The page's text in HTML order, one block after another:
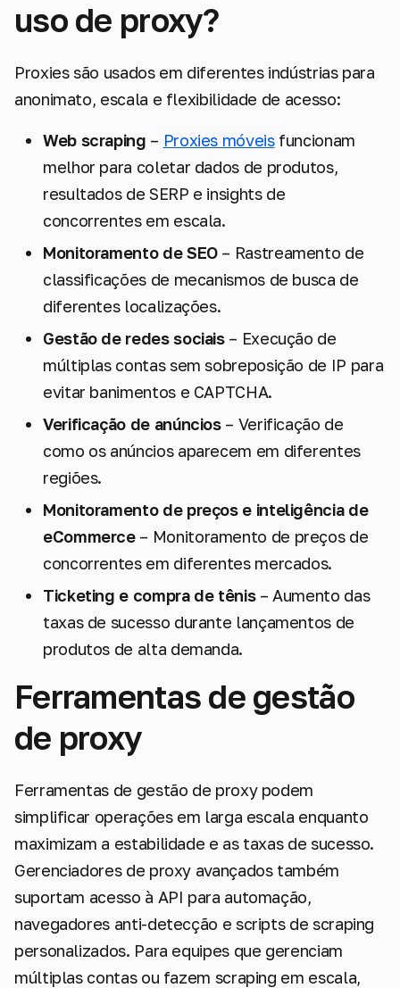
uso de proxy?
Proxies são usados em diferentes indústrias para
anonimato, escala e flexibilidade de acesso:
Web scraping – Proxies móveisfuncionam
melhor para coletar dados de produtos,
resultados de SERP e insights de
concorrentes em escala.
Monitoramento de SEO– Rastreamento de
classificações de mecanismos de busca de
diferentes localizações.
Gestão de redes sociais– Execução de
múltiplas contas sem sobreposição de IP para
evitar banimentos e CAPTCHA.
Verificação de anúncios– Verificação de
como os anúncios aparecem em diferentes
regiões.
Monitoramento de preços e inteligência de
eCommerce– Monitoramento de preços de
concorrentes em diferentes mercados.
Ticketing e compra de tênis– Aumento das
taxas de sucesso durante lançamentos de
produtos de alta demanda.
Ferramentas de gestão
de proxy
Ferramentas de gestão de proxy podem
simplificar operações em larga escala enquanto
maximizam a estabilidade e as taxas de sucesso.
Gerenciadores de proxy avançados também
suportam acesso à API para automação,
navegadores anti-detecção e scripts de scraping
personalizados. Para equipes que gerenciam
múltiplas contas ou fazem scraping em escala,